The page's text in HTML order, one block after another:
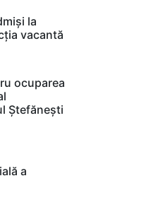
la
vacantă
ocuparea
Ștefănești
a